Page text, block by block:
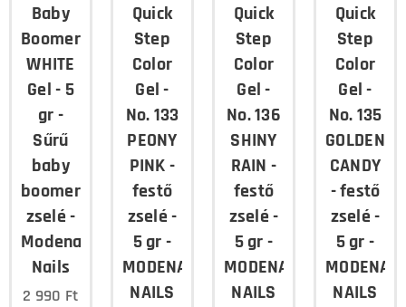
Baby
Boomer
WHITE
Gel - 5
gr -
Sűrű
baby
boomer
zselé -
Modena
Nails
2 990 Ft
Quick
Step
Color
Gel -
No. 133
PEONY
PINK -
festő
zselé -
5 gr -
MODENA
NAILS
Quick
Step
Color
Gel -
No. 136
SHINY
RAIN -
festő
zselé -
5 gr -
MODENA
NAILS
Quick
Step
Color
Gel -
No. 135
GOLDEN
CANDY
- festő
zselé -
5 gr -
MODENA
NAILS